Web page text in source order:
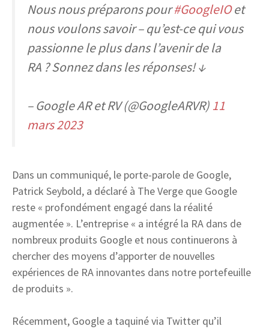
Nous nous préparons pour#GoogleIOet
nous voulons savoir – qu’est-ce qui vous
passionne le plus dans l’avenir de la
RA ? Sonnez dans les réponses! ↓
– Google AR et RV (@GoogleARVR)11
mars 2023
Dans un communiqué, le porte-parole de Google,
Patrick Seybold, a déclaré à The Verge que Google
reste « profondément engagé dans la réalité
augmentée ». L’entreprise « a intégré la RA dans de
nombreux produits Google et nous continuerons à
chercher des moyens d’apporter de nouvelles
expériences de RA innovantes dans notre portefeuille
de produits ».
Récemment, Google a taquiné via Twitter qu’il